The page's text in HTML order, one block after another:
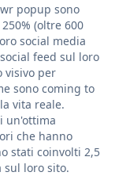
popup sono
(oltre 600
social media
feed sul loro
visivo per
sono coming to
vita reale.
un'ottima
che hanno
stati coinvolti 2,5
sul loro sito.